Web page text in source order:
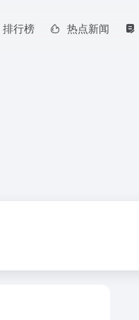
排行榜 热点新闻